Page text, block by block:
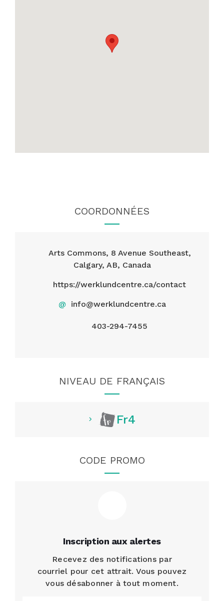
COORDONNÉES
Arts Commons, 8 Avenue Southeast,
Calgary, AB, Canada
https://werklundcentre.ca/contact
@ info@werklundcentre.ca
403-294-7455
NIVEAU DE FRANÇAIS
Fr4
CODE PROMO
Inscription aux alertes
Recevez des notifications par
courriel pour cet attrait. Vous pouvez
vous désabonner à tout moment.